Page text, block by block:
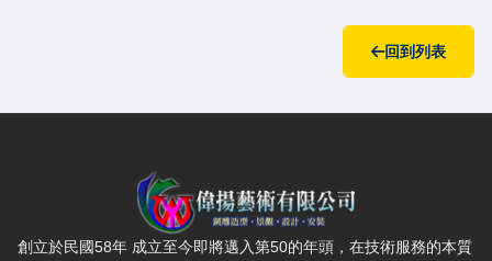
回到列表
偉揚藝術有限公司 — 網站概要、主導覽與聯絡方式
創立於民國58年 成立至今即將邁入第50的年頭，在技術服務的本質